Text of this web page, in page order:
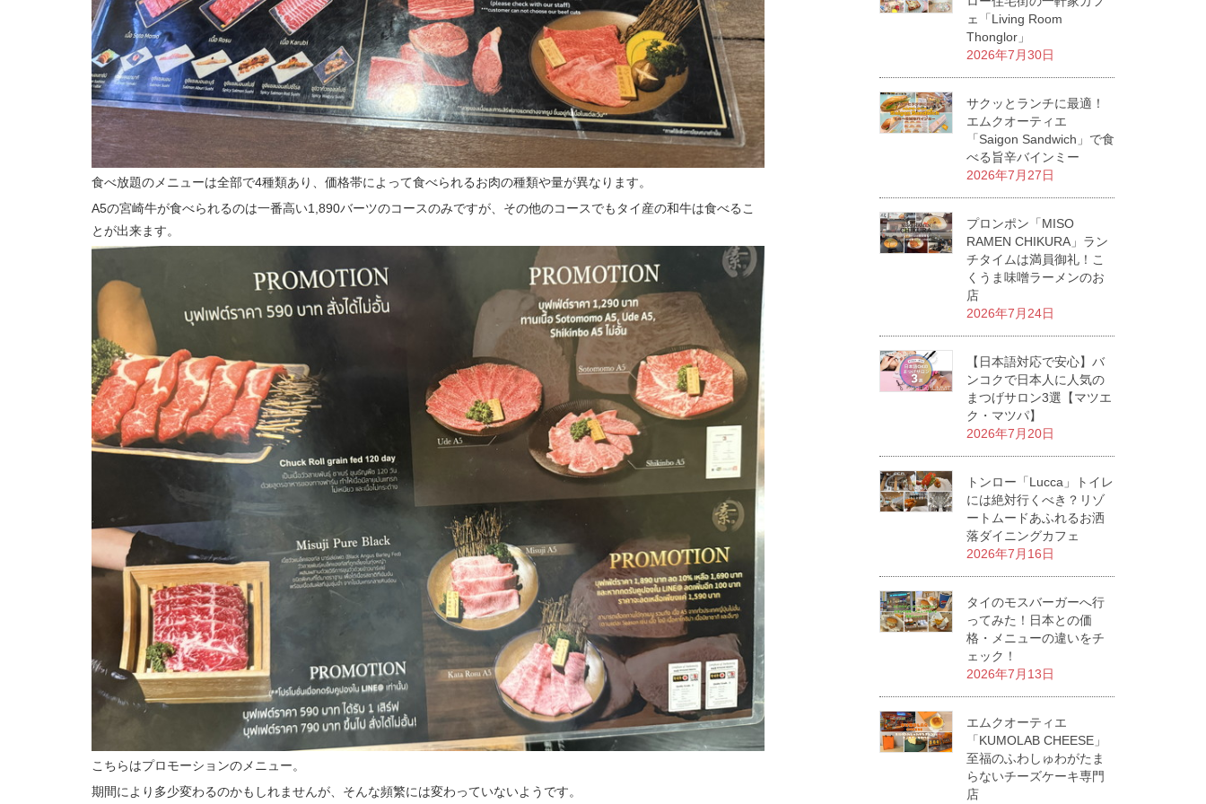
食べ放題のメニューは全部で4種類あり、価格帯によって食べられるお肉の種類や量が異なります。
A5の宮崎牛が食べられるのは一番高い1,890バーツのコースのみですが、その他のコースでもタイ産の和牛は食べるこ
とが出来ます。
こちらはプロモーションのメニュー。
期間により多少変わるのかもしれませんが、そんな頻繁には変わっていないようです。
ェ「Living Room
Thonglor」
2026年7月30日
サクッとランチに最適！
エムクオーティエ
「Saigon Sandwich」で食
べる旨辛バインミー
2026年7月27日
プロンポン「MISO
RAMEN CHIKURA」ラン
チタイムは満員御礼！こ
くうま味噌ラーメンのお
店
2026年7月24日
【日本語対応で安心】バ
ンコクで日本人に人気の
まつげサロン3選【マツエ
ク・マツパ】
2026年7月20日
トンロー「Lucca」トイレ
には絶対行くべき？リゾ
ートムードあふれるお洒
落ダイニングカフェ
2026年7月16日
タイのモスバーガーへ行
ってみた！日本との価
格・メニューの違いをチ
ェック！
2026年7月13日
エムクオーティエ
「KUMOLAB CHEESE」
至福のふわしゅわがたま
らないチーズケーキ専門
店